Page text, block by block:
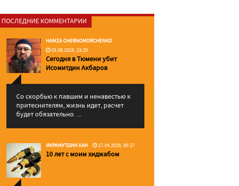
ПОСЛЕДНИЕ КОММЕНТАРИИ
HAMZA CHERNOMORCHENKO
03.06.2026, 23:29
Сегодня в Тюмени убит
Исомитдин Акбаров
Со скорбью к павшим и ненавестью к
притеснителям, жизнь идет, расчет
будет обязательно. ...
ИКРАМУТДИН ХАН 17.04.2025, 00:27
10 лет с моим хиджабом